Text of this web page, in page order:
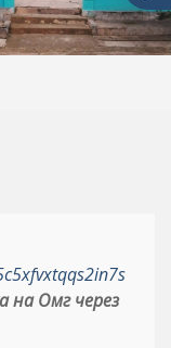
на Омг через